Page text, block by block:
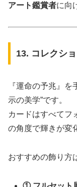
アート鑑賞者に向
13. コレクシ
『運命の予兆』
示の美学”です。
カードはすべてフ
の角度で輝きが変
おすすめの飾り方